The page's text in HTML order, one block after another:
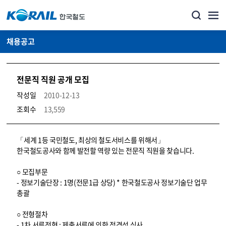
채용공고
전문직 직원 공개 모집
작성일
2010-12-13
조회수
13,559
코레일소개_경영공시_채용공고 상세보기 – 내용, 파일, 담당자 연락처로 구성
「세계 1등 국민철도, 최상의 철도서비스를 위해서」
한국철도공사와 함께 발전할 역량 있는 전문직 직원을 찾습니다.
○ 모집부문
- 정보기술단장 : 1명(전문1급 상당) * 한국철도공사 정보기술단 업무
총괄
○ 전형절차